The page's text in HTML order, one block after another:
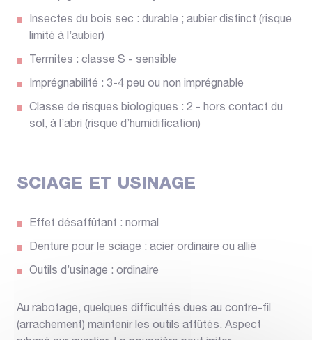
Insectes du bois sec : durable ; aubier distinct (risque
limité à l’aubier)
Termites : classe S - sensible
Imprégnabilité : 3-4 peu ou non imprégnable
Classe de risques biologiques : 2 - hors contact du
sol, à l’abri (risque d’humidification)
SCIAGE ET USINAGE
Effet désaffûtant : normal
Denture pour le sciage : acier ordinaire ou allié
Outils d’usinage : ordinaire
Au rabotage, quelques difficultés dues au contre-fil
(arrachement) maintenir les outils affûtés. Aspect